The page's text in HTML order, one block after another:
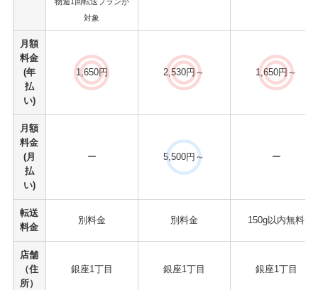
対象
月額
料金
(年
払
い)
1,650円 2,530円～ 1,650円～
月額
料金
(月
払
い)
ー 5,500円～ ー
転送
料金
別料金 別料金 150g以内無料
店舗
（住
所）
銀座1丁目 銀座1丁目 銀座1丁目